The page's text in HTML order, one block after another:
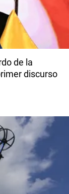
de la
discurso